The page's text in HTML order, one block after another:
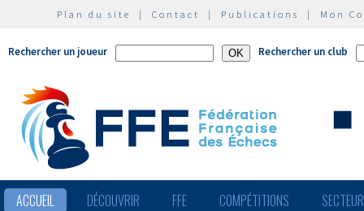
Plan du site | Contact | Publications | Mon
Rechercher un joueur Rechercher un club
ACCUEIL DÉCOUVRIR FFE COMPÉTITIONS